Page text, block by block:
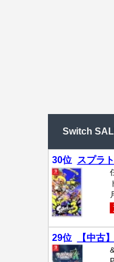
Switch